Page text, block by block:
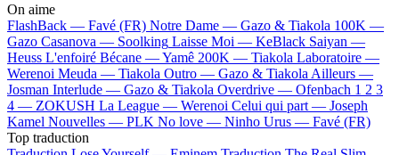
On aime
FlashBack — Favé (FR) Notre Dame — Gazo & Tiakola 100K —
Gazo Casanova — Soolking Laisse Moi — KeBlack Saiyan —
Heuss L'enfoiré Bécane —Yamê 200K — Tiakola Laboratoire —
Werenoi Meuda — Tiakola Outro — Gazo & Tiakola Ailleurs —
Josman Interlude — Gazo & Tiakola Overdrive — Ofenbach 1 2 3
4 — ZOKUSH La League — Werenoi Celui qui part — Joseph
Kamel Nouvelles — PLK No love — Ninho Urus — Favé (FR)
Top traduction